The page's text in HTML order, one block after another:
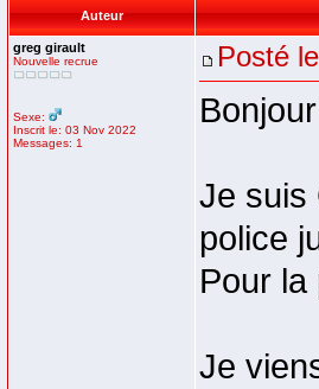
Auteur
greg girault
Nouvelle recrue
Sexe:
Inscrit le: 03 Nov 2022
Messages: 1
Posté
Je suis
police
Pour la
Je